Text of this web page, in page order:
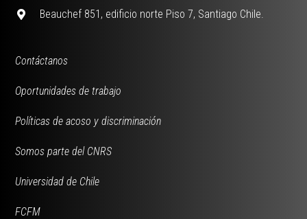
Beauchef 851, edificio norte Piso 7, Santiago Chile.
Contáctanos
Oportunidades de trabajo
Políticas de acoso y discriminación
Somos parte del CNRS
Universidad de Chile
FCFM